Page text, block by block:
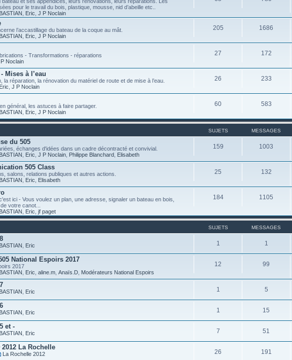
pour le travail du bois, plastique, mousse, nid d’abeille etc..
BASTIAN Eric J P Noclain
l’accastillage du bateau de la coque au mât.
BASTIAN Eric J P Noclain
205 1686
- Transformations - réparations
Noclain
27 172
Mises à l’eau
la réparation, la rénovation du matériel de route et de mise à l’eau.
Eric J P Noclain
26 233
général, les astuces à faire partager.
BASTIAN Eric J P Noclain
60 583
SUJETS MESSAGES
du 505
échanges d'idées dans un cadre décontracté et convivial.
BASTIAN Eric J P Noclain Philippe Blanchard Elisabeth
159 1003
505 Class
salons, relations publiques et autres actions.
BASTIAN Eric Elisabeth
25 132
ici - Vous voulez un plan, une adresse, signaler un bateau en bois,
votre canot...
BASTIAN Eric jf paget
184 1105
SUJETS MESSAGES
BASTIAN Eric 1 1
National Espoirs 2017
2017
BASTIAN Eric aline.m Anaïs.D Modérateurs National Espoirs
12 99
BASTIAN Eric 1 5
BASTIAN Eric 1 15
et -
BASTIAN Eric 7 51
2012 La Rochelle
La Rochelle 2012 26 191